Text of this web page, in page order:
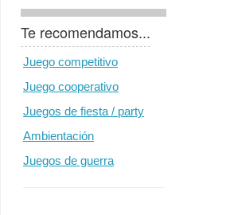
Te recomendamos...
Juego competitivo
Juego cooperativo
Juegos de fiesta / party
Ambientación
Juegos de guerra